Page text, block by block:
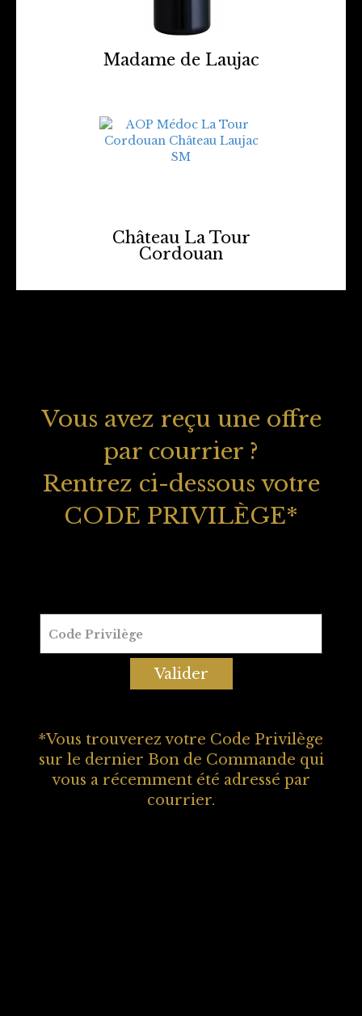
Madame de Laujac
Château La Tour
Cordouan
Vous avez reçu une offre
par courrier ?
Rentrez ci-dessous votre
CODE PRIVILÈGE*
*Vous trouverez votre Code Privilège
sur le dernier Bon de Commande qui
vous a récemment été adressé par
courrier.